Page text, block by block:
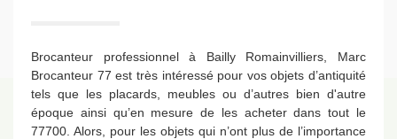
Brocanteur professionnel à Bailly Romainvilliers, Marc
Brocanteur 77 est très intéressé pour vos objets d’antiquité
tels que les placards, meubles ou d’autres bien d'autre
époque ainsi qu’en mesure de les acheter dans tout le
77700. Alors, pour les objets qui n’ont plus de l’importance